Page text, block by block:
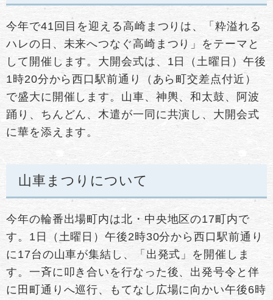
今年で41回目を迎える高崎まつりは、「粋溢れる
ハレの日、未来へつなぐ高崎まつり」をテーマと
して開催します。大開会式は、1日（土曜日）午後
1時20分から西口駅前通り（あら町交差点付近）
で盛大に開催します。山車、神輿、和太鼓、阿波
踊り、ちんどん、木遣が一同に共演し、大開会式
に華を添えます。
山車まつりについて
今年の輪番出場町内は北・中央地区の17町内で
す。1日（土曜日）午後2時30分から西口駅前通り
に17台の山車が集結し、「出発式」を開催しま
す。一斉に叩き合いを行なった後、出発号令と伴
に田町通りへ巡行、もてなし広場に向かい午後6時